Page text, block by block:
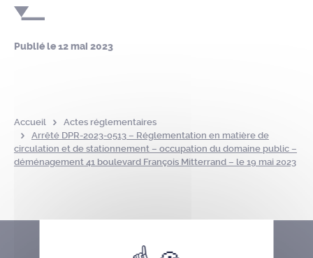
Publié le12 mai 2023
Accueil
Actes réglementaires
Arrêté DPR-2023-0513 – Réglementation en matière de
circulation et de stationnement – occupation du domaine public –
déménagement 41 boulevard François Mitterrand – le 19 mai 2023